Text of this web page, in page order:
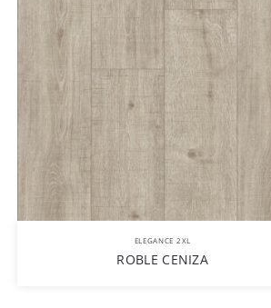
ELEGANCE 2XL
ROBLE CENIZA